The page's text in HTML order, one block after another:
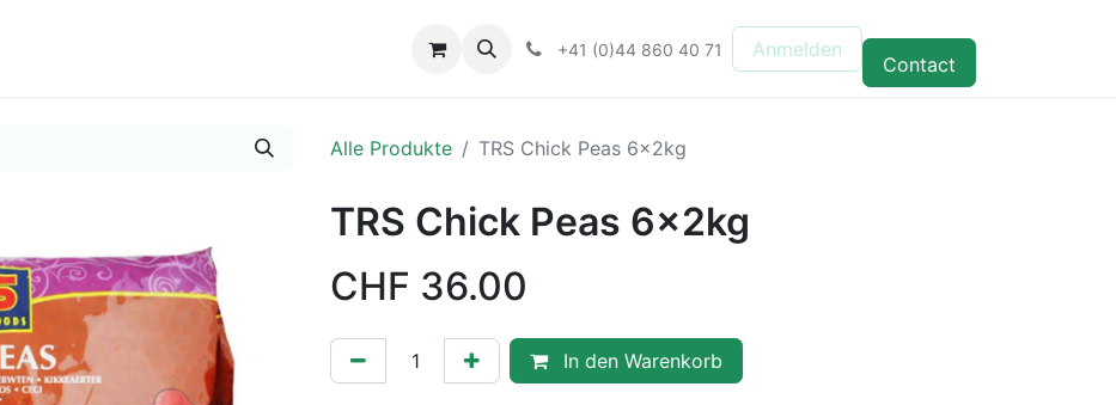
+41 (0)44 860 40 71 Anmelden
Contact
Alle Produkte TRS Chick Peas 6x2kg
TRS Chick Peas 6x2kg
CHF 36.00
In den Warenkorb